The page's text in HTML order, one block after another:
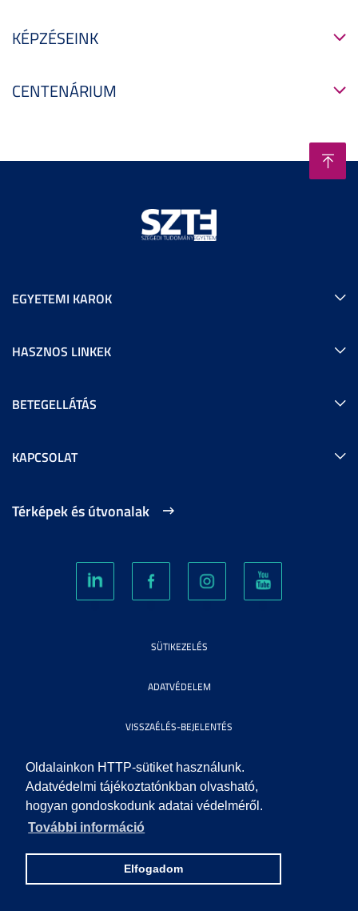
Oldalainkon HTTP-sütiket használunk.
Adatvédelmi tájékoztatónkban olvasható,
hogyan gondoskodunk adatai védelméről.
További információ
Elfogadom
KÉPZÉSEINK
CENTENÁRIUM
EGYETEMI KAROK
HASZNOS LINKEK
BETEGELLÁTÁS
KAPCSOLAT
Térképek és útvonalak
SÜTIKEZELÉS
ADATVÉDELEM
VISSZAÉLÉS-BEJELENTÉS
KÖZÉRDEKŰ ADATOK
IMPRESSZUM